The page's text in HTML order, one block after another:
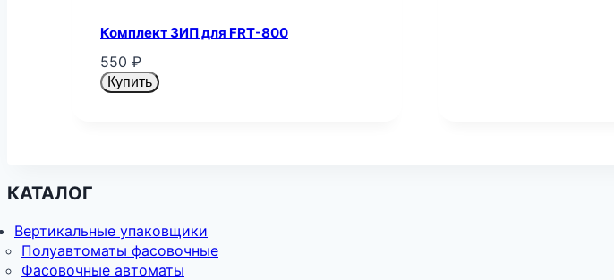
Комплект ЗИП для FRT-800
550 ₽
Купить
КАТАЛОГ
Вертикальные упаковщики
Полуавтоматы фасовочные
Фасовочные автоматы